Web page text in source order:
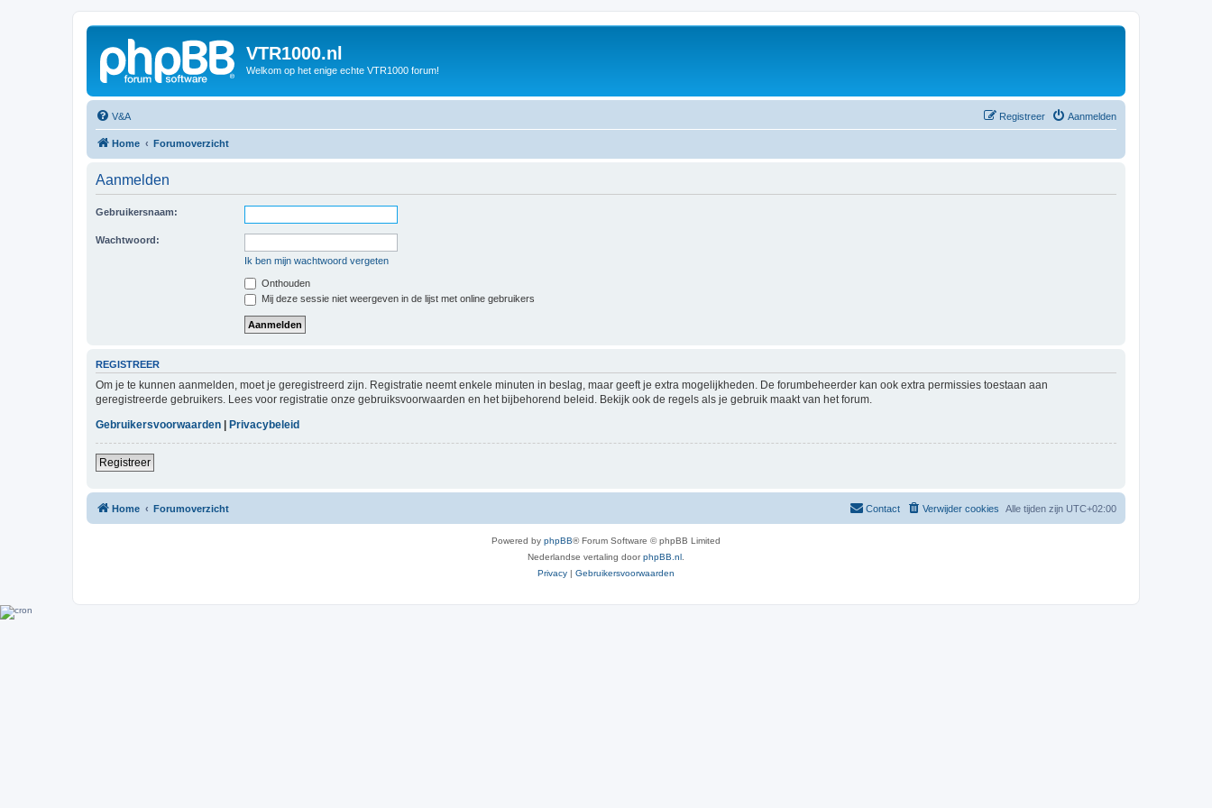
VTR1000.nl
Welkom op het enige echte VTR1000 forum!
V&A Aanmelden
Registreer
Home Forumoverzicht
Aanmelden
Gebruikersnaam:
Wachtwoord:
Ik ben mijn wachtwoord vergeten
Onthouden
Mij deze sessie niet weergeven in de lijst met online gebruikers
REGISTREER
Om je te kunnen aanmelden, moet je geregistreerd zijn. Registratie neemt enkele minuten in beslag, maar geeft je extra mogelijkheden. De forumbeheerder kan ook extra permissies toestaan aan
geregistreerde gebruikers. Lees voor registratie onze gebruiksvoorwaarden en het bijbehorend beleid. Bekijk ook de regels als je gebruik maakt van het forum.
Gebruikersvoorwaarden
Privacybeleid
Registreer
Home Forumoverzicht Alle tijden zijn UTC+02:00
Verwijder cookies
Contact
Powered by phpBB® Forum Software © phpBB Limited
Nederlandse vertaling doorphpBB.nl.
Privacy | Gebruikersvoorwaarden